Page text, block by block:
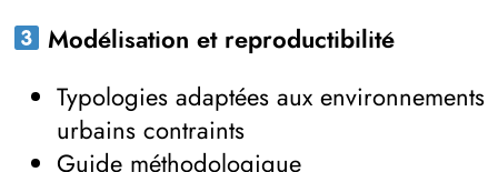
Modélisation et reproductibilité
Typologies adaptées aux environnements
urbains contraints
Guide méthodologique